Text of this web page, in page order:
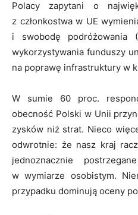
Polacy zapytani o
z członkostwa w UE
i swobodę podróżowania
wykorzystywania funduszy
na poprawę infrastruktury w
W sumie 60 proc.
obecność Polski w Unii
zysków niż strat. Nieco
odwrotnie: że nasz kraj
jednoznacznie
w wymiarze osobistym.
przypadku dominują oceny